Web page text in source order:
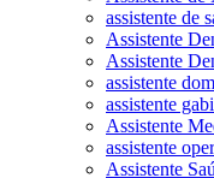
assistente de
Assistente
Assistente
assistente
assistente
Assistente
assistente
Assistente